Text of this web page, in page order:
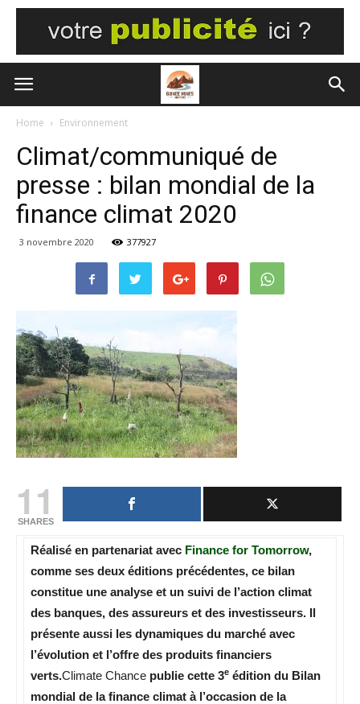
Home Environnement
Climat/communiqué de
presse : bilan mondial de la
finance climat 2020
3 novembre 2020 377927
11
SHARES
Réalisé en partenariat avec Finance for Tomorrow,
comme ses deux éditions précédentes, ce bilan
constitue une analyse et un suivi de l’action climat
des banques, des assureurs et des investisseurs. Il
présente aussi les dynamiques du marché avec
l’évolution et l’offre des produits financiers
verts.Climate Chance publie cette 3e édition du Bilan
mondial de la finance climat à l’occasion de la